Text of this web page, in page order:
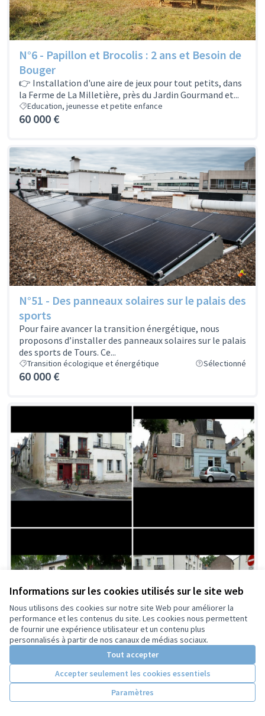
Informations sur les cookies utilisés sur le site web
Nous utilisons des cookies sur notre site Web pour améliorer la
performance et les contenus du site. Les cookies nous permettent
de fournir une expérience utilisateur et un contenu plus
personnalisés à partir de nos canaux de médias sociaux.
Tout accepter
Accepter seulement les cookies essentiels
Paramètres
N°6 - Papillon et Brocolis : 2 ans et Besoin de
Bouger
👉 Installation d'une aire de jeux pour tout petits, dans
la Ferme de La Milletière, près du Jardin Gourmand et...
Education, jeunesse et petite enfance
60 000 €
N°51 - Des panneaux solaires sur le palais des
sports
Pour faire avancer la transition énergétique, nous
proposons d’installer des panneaux solaires sur le palais
des sports de Tours. Ce...
Transition écologique et énergétique Sélectionné
60 000 €
N°53 - Des îlots de verdure sur la place
De la chlorophylle et moins de CO2 ! Participons à la
création d'îlots de verdure sur la place des Petites...
Végétalisation et biodiversité